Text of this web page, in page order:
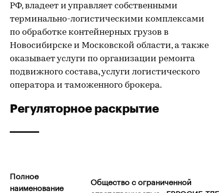
РФ, владеет и управляет собственными
терминально-логистическими комплексами
по обработке контейнерных грузов в
Новосибирске и Московской области, а также
оказывает услуги по организации ремонта
подвижного состава, услуги логистического
оператора и таможенного брокера.
Регуляторное раскрытие
Полное
наименование
Общество с ограниченной